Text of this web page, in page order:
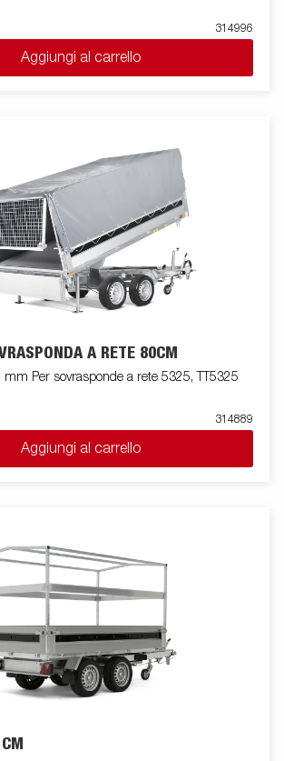
314996
Aggiungi al carrello
A RETE 80CM
Per sovrasponde a rete 5325, TT5325
314889
Aggiungi al carrello